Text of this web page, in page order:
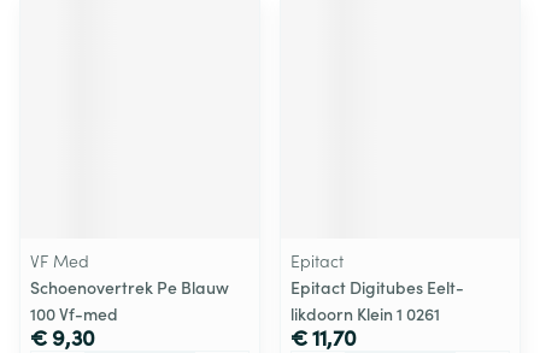
VF Med
Schoenovertrek Pe Blauw
100 Vf-med
€ 9,30
Epitact
Epitact Digitubes Eelt-
likdoorn Klein 1 0261
€ 11,70